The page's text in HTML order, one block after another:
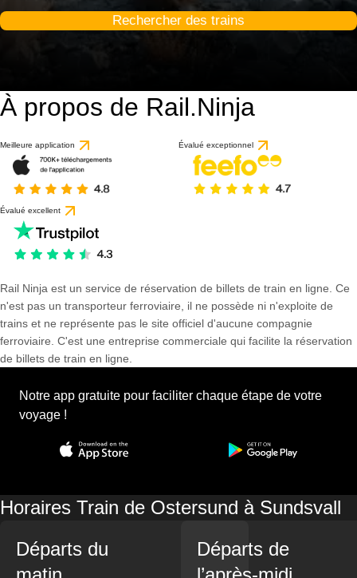
Rechercher des trains
À propos de Rail.Ninja
Meilleure application Évalué exceptionnel
Évalué excellent
Rail Ninja est un service de réservation de billets de train en ligne. Ce
n'est pas un transporteur ferroviaire, il ne possède ni n'exploite de
trains et ne représente pas le site officiel d'aucune compagnie
ferroviaire. C'est une entreprise commerciale qui facilite la réservation
de billets de train en ligne.
Notre app gratuite pour faciliter chaque étape de votre
voyage !
Horaires Train de Ostersund à Sundsvall
Départs du
Départs de